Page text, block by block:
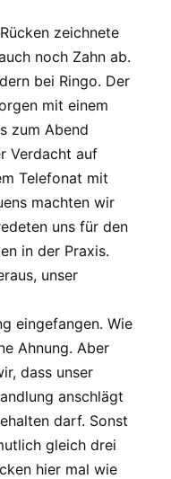
zeichnete
noch Zahn ab.
bei Ringo. Der
mit einem
zum Abend
Verdacht auf
Telefonat mit
machten wir
uns für den
in der Praxis.
unser
eingefangen. Wie
Ahnung. Aber
dass unser
anschlägt
darf. Sonst
gleich drei
hier mal wie